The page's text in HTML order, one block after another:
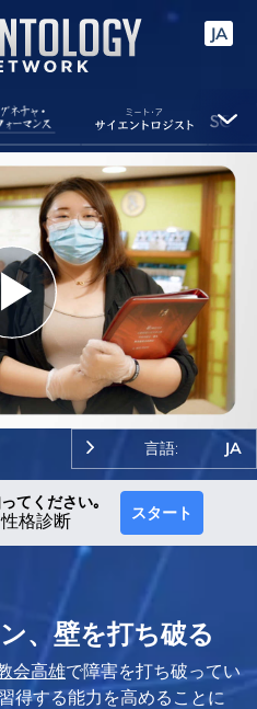
JA
Play
Video
言語: JA
てください｡
格診断 スタート
、壁を打ち破る
会高雄で障害を打ち破ってい
得する能力を高めることに